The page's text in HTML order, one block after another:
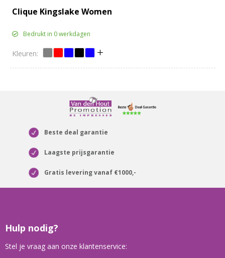
Clique Kingslake Women
Bedrukt in 0 werkdagen
Beste deal garantie
Laagste prijsgarantie
Gratis levering vanaf €1000,-
Hulp nodig?
Stel je vraag aan onze klantenservice: